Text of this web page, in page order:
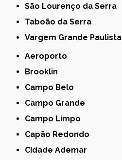
São Lourenço da Serra
Taboão da Serra
Vargem Grande Paulista
Aeroporto
Brooklin
Campo Belo
Campo Grande
Campo Limpo
Capão Redondo
Cidade Ademar